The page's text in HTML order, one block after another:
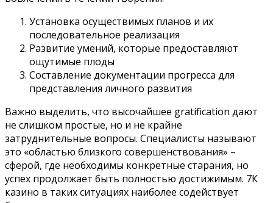
Установка осуществимых планов и их
последовательное реализация
Развитие умений, которые предоставляют
ощутимые плоды
Составление документации прогресса для
представления личного развития
Важно выделить, что высочайшее gratification дают
не слишком простые, но и не крайне
затруднительные вопросы. Специалисты называют
это «областью близкого совершенствования» –
сферой, где необходимы конкретные старания, но
успех продолжает быть полностью достижимым. 7К
казино в таких ситуациях наиболее содействует